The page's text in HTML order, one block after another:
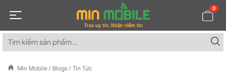
0
Min Mobile / Blogs / Tin Tức